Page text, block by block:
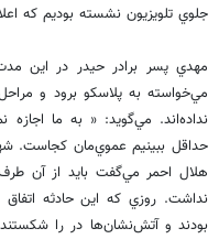
جلوي تلويزيون نشسته بوديم كه
مهدي پسر برادر حيدر در اين مدت
مي‌خواسته به پلاسكو برود و مراحل
نداده‌اند. مي‌گويد: « به ما اجازه
حداقل ببينيم عموي‌مان كجاست.
هلال احمر مي‌گفت بايد از آن
نداشت. روزي كه اين حادثه اتفاق
بودند و آتش‌نشان‌ها در را شكستند